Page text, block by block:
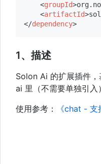
<groupId>
<artifactId>
</dependency>
1、描述
Solon Ai 的扩展插件
ai 里（不需要单独引入
使用参考：
《chat -